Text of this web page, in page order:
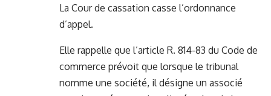
La Cour de cassation casse l’ordonnance
d’appel.
Elle rappelle que l’article R. 814-83 du Code de
commerce prévoit que lorsque le tribunal
nomme une société, il désigne un associé